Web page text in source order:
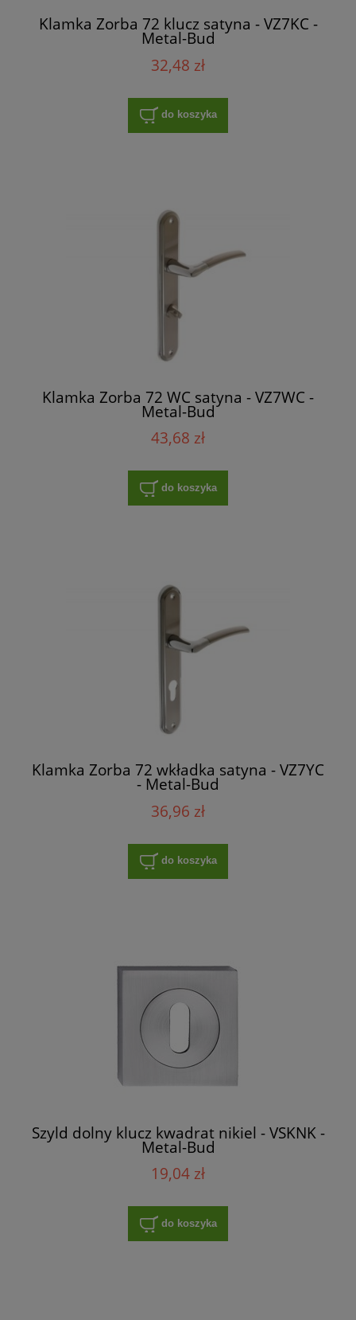
Klamka Zorba 72 klucz satyna - VZ7KC -
Metal-Bud
32,48 zł
do koszyka
Klamka Zorba 72 WC satyna - VZ7WC -
Metal-Bud
43,68 zł
do koszyka
Klamka Zorba 72 wkładka satyna - VZ7YC
- Metal-Bud
36,96 zł
do koszyka
Szyld dolny klucz kwadrat nikiel - VSKNK -
Metal-Bud
19,04 zł
do koszyka